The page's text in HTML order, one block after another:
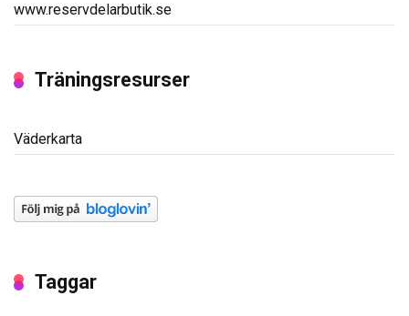
www.reservdelarbutik.se
Träningsresurser
Väderkarta
Taggar